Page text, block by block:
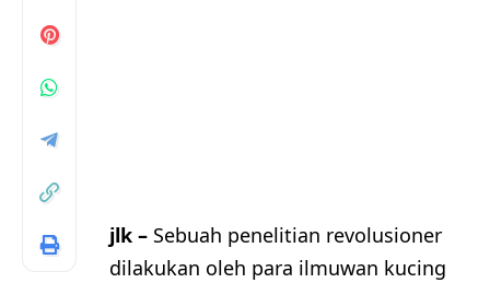
jlk – Sebuah penelitian revolusioner
dilakukan oleh para ilmuwan kucing